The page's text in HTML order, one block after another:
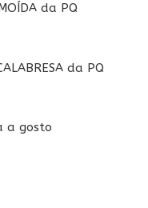
da PQ
da PQ
a gosto